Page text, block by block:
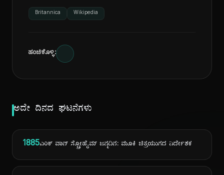
Britannica Wikipedia
ಹಂಚಿಕೊಳ್ಳಿ:
ಅದೇ ದಿನದ ಘಟನೆಗಳು
1885ಎರಿಕ್ ವಾನ್ ಸ್ಟ್ರೋಹೈಮ್ ಜನ್ಮದಿನ: ಮೂಕಿ ಚಿತ್ರಯುಗದ ನಿರ್ದೇಶಕ